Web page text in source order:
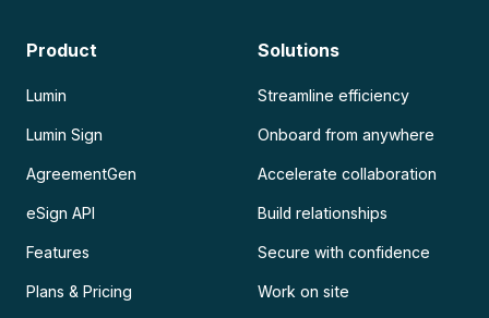
Product
Lumin
Lumin Sign
AgreementGen
eSign API
Features
Plans & Pricing
Solutions
Streamline efficiency
Onboard from anywhere
Accelerate collaboration
Build relationships
Secure with confidence
Work on site